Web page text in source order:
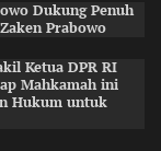
Dukung Penuh
Prabowo
Ketua DPR RI
Mahkamah ini
Hukum untuk